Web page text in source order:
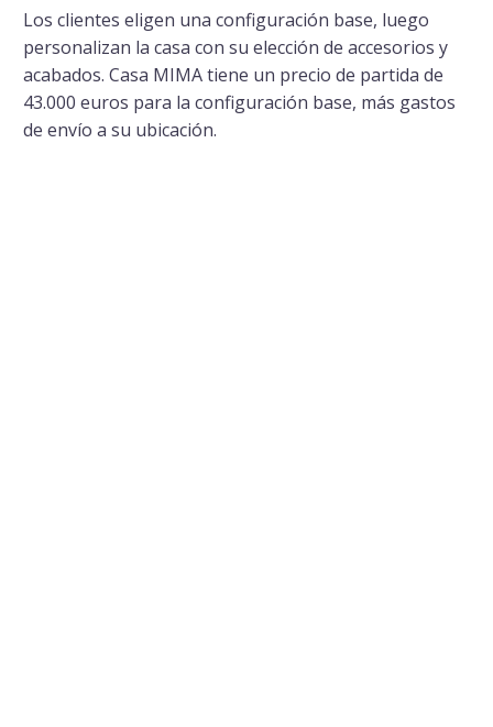
Los clientes eligen una configuración base, luego
personalizan la casa con su elección de accesorios y
acabados. Casa MIMA tiene un precio de partida de
43.000 euros para la configuración base, más gastos
de envío a su ubicación.